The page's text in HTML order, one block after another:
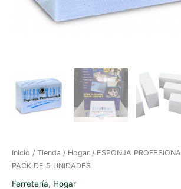
Inicio / Tienda / Hogar / ESPONJA
PACK DE 5 UNIDADES
Ferretería, Hogar